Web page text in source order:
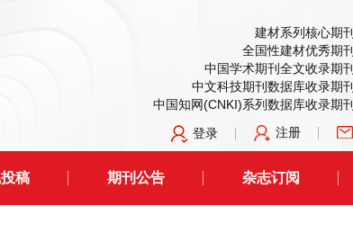
建材系列核心期刊
全国性建材优秀期刊
中国学术期刊全文收录期刊
中文科技期刊数据库收录期刊
中国知网(CNKI)系列数据库收录期刊
登录
注册
稿 期刊公告 杂志订阅